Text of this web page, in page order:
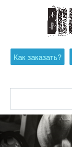
Как заказать?